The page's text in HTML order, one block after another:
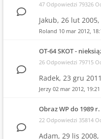
47 Odpowiedzi 79326
Jakub, 26 lut 2005,
Roland 10 mar 2012,
OT-64 SKOT -
26 Odpowiedzi 79715
Radek, 23 gru
Jerzy 02 mar 2012, 19:21
Obraz WP do 1989
22 Odpowiedzi 35814
Adam, 29 lis 2008,